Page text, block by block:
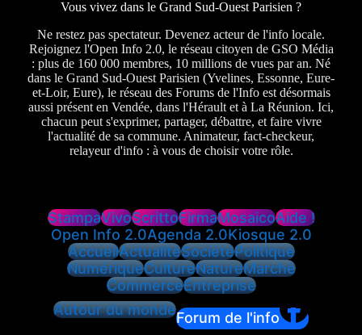
Vous vivez dans le Grand Sud-Ouest Parisien ?
Ne restez pas spectateur. Devenez acteur de l'info locale.
Rejoignez l'Open Info 2.0, le réseau citoyen de GSO Média
: plus de 160 000 membres, 10 millions de vues par an. Né
dans le Grand Sud-Ouest Parisien (Yvelines, Essonne, Eure-
et-Loir, Eure), le réseau des Forums de l'Info est désormais
aussi présent en Vendée, dans l'Hérault et à La Réunion. Ici,
chacun peut s'exprimer, partager, débattre, et faire vivre
l'actualité de sa commune. Animateur, fact-checkeur,
relayeur d'info : à vous de choisir votre rôle.
StampaVivoScrittoFirmaMosaicoAide !
Open Info 2.0Agenda 2.0Kiosque 2.0
AccueilActualitéSociétéPolitique
NumériqueCultureNatureMarché
CommerceEntreprise
Autour du mondeForum de l'info